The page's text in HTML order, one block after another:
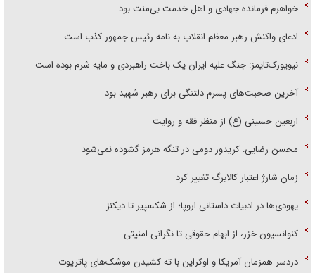
خواهرم فرمانده جهادی و اهل خدمت بی‌منت بود
ادعای واکنش رهبر معظم انقلاب به نامه رئیس جمهور کذب است
نیویورک‌تایمز: جنگ علیه ایران یک باخت راهبردی و مایه شرم بوده است
آخرین صحبت‌های پسرم دلتنگی برای رهبر شهید بود
اربعین حسینی (ع) از منظر فقه و روایت
محسن رضایی: کریدور دومی در تنگه هرمز گشوده نمی‌شود
زمان شارژ اعتبار کالابرگ تغییر کرد
یهودی‌ها در ادبیات داستانی اروپا؛ از شکسپیر تا دیکنز
کنوانسیون خزر، از ابهام حقوقی تا نگرانی امنیتی
دردسر همزمان آمریکا و اوکراین با ته کشیدن موشک‌های پاتریوت